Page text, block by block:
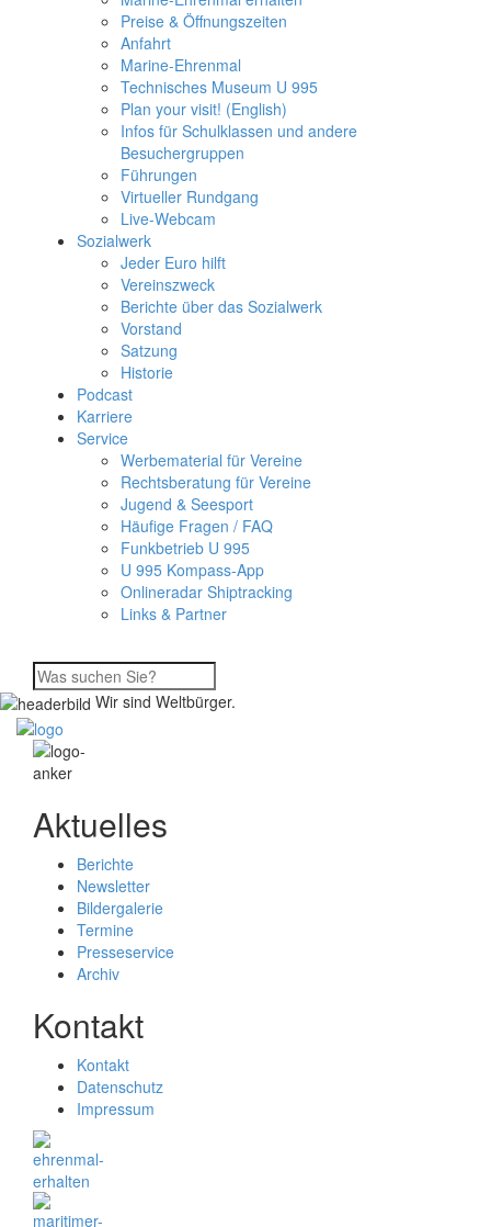
Preise & Öffnungszeiten
Anfahrt
Marine-Ehrenmal
Technisches Museum U 995
Plan your visit! (English)
Infos für Schulklassen und andere
Besuchergruppen
Führungen
Virtueller Rundgang
Live-Webcam
Sozialwerk
Jeder Euro hilft
Vereinszweck
Berichte über das Sozialwerk
Vorstand
Satzung
Historie
Podcast
Karriere
Service
Werbematerial für Vereine
Rechtsberatung für Vereine
Jugend & Seesport
Häufige Fragen / FAQ
Funkbetrieb U 995
U 995 Kompass-App
Onlineradar Shiptracking
Links & Partner
Wir sind Weltbürger.
Aktuelles
Berichte
Newsletter
Bildergalerie
Termine
Presseservice
Archiv
Kontakt
Kontakt
Datenschutz
Impressum